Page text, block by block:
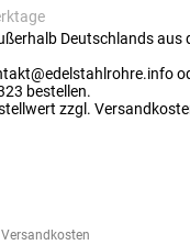
Deutschlands aus
bestellen.
zzgl.